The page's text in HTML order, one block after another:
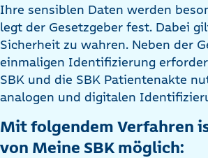
Ihre sensiblen Daten werden
legt der Gesetzgeber fest. Dabei
Sicherheit zu wahren. Neben der
einmaligen Identifizierung
SBK und die SBK Patientenakte
analogen und digitalen
Mit folgendem Verfahren
von Meine SBK möglich: